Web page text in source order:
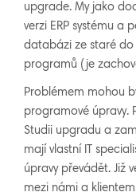
upgrade. My jako
verzi ERP systému a
databázi ze staré do
programů (je
Problémem mohou
programové úpravy.
Studii upgradu a
mají vlastní IT
úpravy převádět. Již
mezi námi a